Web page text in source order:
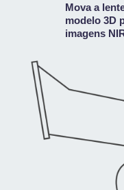
Mova a
modelo 3D
imagens